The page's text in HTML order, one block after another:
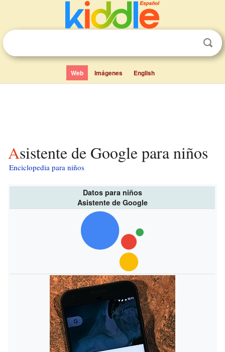
Web Imágenes English
Asistente de Google para niños
Enciclopedia para niños
Datos para niños
Asistente de Google